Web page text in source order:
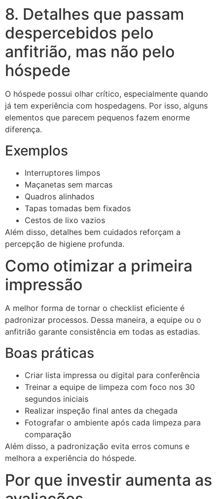
8. Detalhes que passam
despercebidos pelo
anfitrião, mas não pelo
hóspede
O hóspede possui olhar crítico, especialmente quando
já tem experiência com hospedagens. Por isso, alguns
elementos que parecem pequenos fazem enorme
diferença.
Exemplos
Interruptores limpos
Maçanetas sem marcas
Quadros alinhados
Tapas tomadas bem fixados
Cestos de lixo vazios
Além disso, detalhes bem cuidados reforçam a
percepção de higiene profunda.
Como otimizar a primeira
impressão
A melhor forma de tornar o checklist eficiente é
padronizar processos. Dessa maneira, a equipe ou o
anfitrião garante consistência em todas as estadias.
Boas práticas
Criar lista impressa ou digital para conferência
Treinar a equipe de limpeza com foco nos 30
segundos iniciais
Realizar inspeção final antes da chegada
Fotografar o ambiente após cada limpeza para
comparação
Além disso, a padronização evita erros comuns e
melhora a experiência do hóspede.
Por que investir aumenta as